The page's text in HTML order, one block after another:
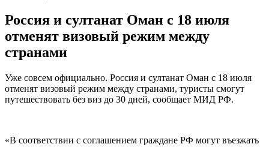
Россия и султанат Оман с 18 июля
отменят визовый режим между
странами
Уже совсем официально. Россия и султанат Оман с 18 июля
отменят визовый режим между странами, туристы смогут
путешествовать без виз до 30 дней, сообщает МИД РФ.
«В соответствии с соглашением граждане РФ могут въезжать